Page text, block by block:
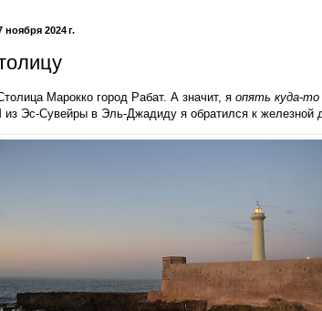
ноября 2024 г.
Марокко город Рабат. А значит, я опять куда-
из Эс-Сувейры в Эль-Джадиду я обратился к железной